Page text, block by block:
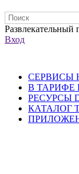
Развлекательный
Вход
СЕРВИСЫ
В ТАРИФЕ
РЕСУРСЫ
КАТАЛОГ